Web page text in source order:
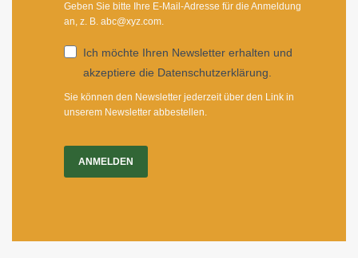
Geben Sie bitte Ihre E-Mail-Adresse für die Anmeldung
an, z. B. abc@xyz.com.
Ich möchte Ihren Newsletter erhalten und
akzeptiere die Datenschutzerklärung.
Sie können den Newsletter jederzeit über den Link in
unserem Newsletter abbestellen.
ANMELDEN